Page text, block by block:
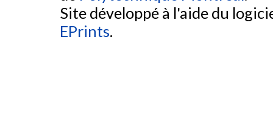
Site développé à l'aide du
EPrints.